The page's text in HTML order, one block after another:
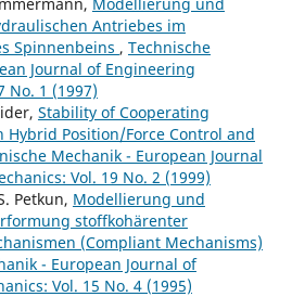
Antriebes im
Spinnenbeins , Technische
Journal of Engineering
No. 1 (1997)
Stability of Cooperating
Position/Force Control and
Mechanik - European Journal
Vol. 19 No. 2 (1999)
Petkun, Modellierung und
stoffkohärenter
(Compliant Mechanisms)
- European Journal of
Vol. 15 No. 4 (1995)